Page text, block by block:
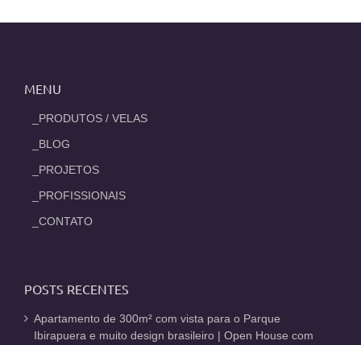
MENU
_PRODUTOS / VELAS
_BLOG
_PROJETOS
_PROFISSIONAIS
_CONTATO
POSTS RECENTES
Apartamento de 300m² com vista para o Parque
Ibirapuera e muito design brasileiro | Open House com